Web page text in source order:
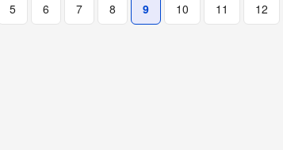
5 6 7 8 9 10 11 12